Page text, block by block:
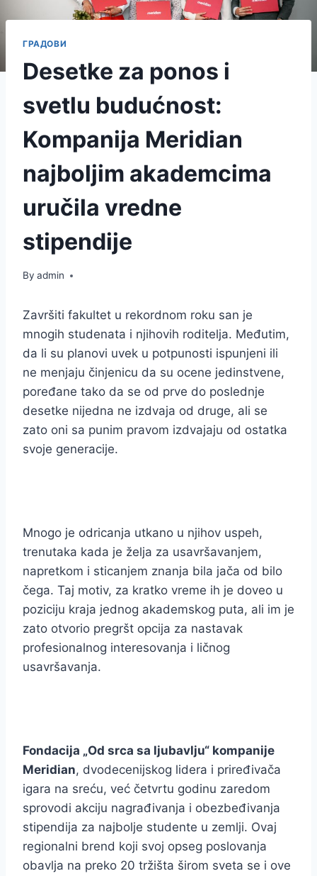
ГРАДОВИ
Desetke za ponos i
svetlu budućnost:
Kompanija Meridian
najboljim akademcima
uručila vredne
stipendije
By admin
Završiti fakultet u rekordnom roku san je
mnogih studenata i njihovih roditelja. Međutim,
da li su planovi uvek u potpunosti ispunjeni ili
ne menjaju činjenicu da su ocene jedinstvene,
poređane tako da se od prve do poslednje
desetke nijedna ne izdvaja od druge, ali se
zato oni sa punim pravom izdvajaju od ostatka
svoje generacije.
Mnogo je odricanja utkano u njihov uspeh,
trenutaka kada je želja za usavršavanjem,
napretkom i sticanjem znanja bila jača od bilo
čega. Taj motiv, za kratko vreme ih je doveo u
poziciju kraja jednog akademskog puta, ali im je
zato otvorio pregršt opcija za nastavak
profesionalnog interesovanja i ličnog
usavršavanja.
Fondacija „Od srca sa ljubavlju“ kompanije
Meridian, dvodecenijskog lidera i priređivača
igara na sreću, već četvrtu godinu zaredom
sprovodi akciju nagrađivanja i obezbeđivanja
stipendija za najbolje studente u zemlji. Ovaj
regionalni brend koji svoj opseg poslovanja
obavlja na preko 20 tržišta širom sveta se i ove